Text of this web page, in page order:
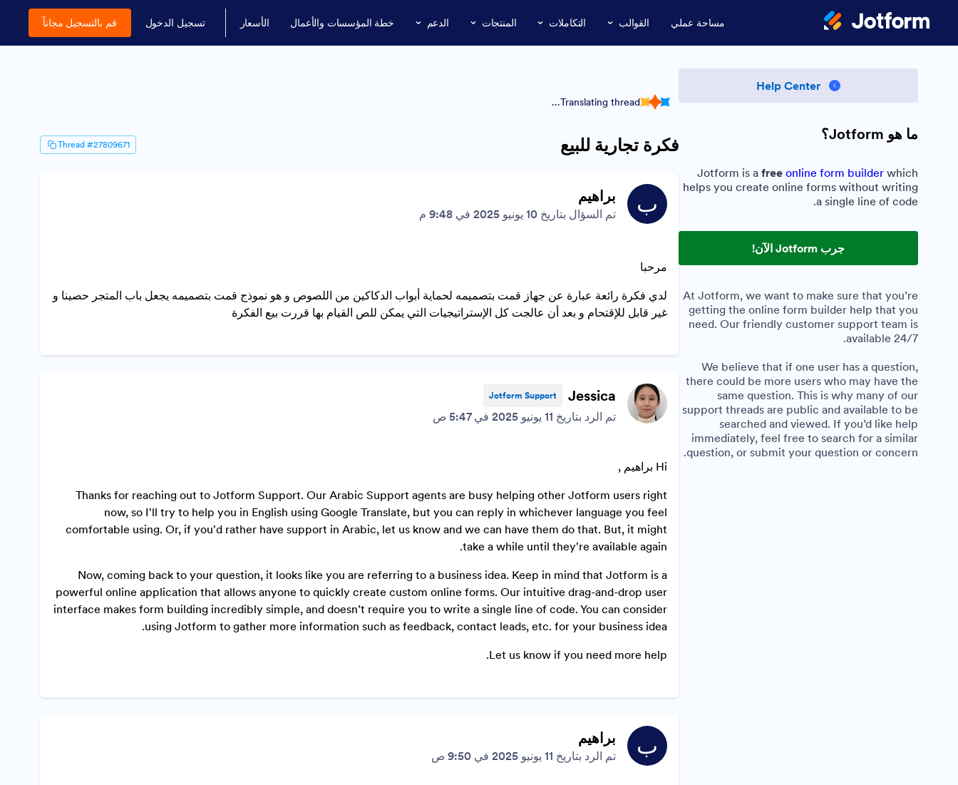
مساحة عملي القوالب التكاملات المنتجات الدعم خطة المؤسسات والأعمال الأسعار تسجيل الدخول قم بالتسجيل مجاناً
Help Center
ما هو Jotform؟
Jotform is a free online form builder which
helps you create online forms without writing
a single line of code.
جرب Jotform الآن!
At Jotform, we want to make sure that you’re
getting the online form builder help that you
need. Our friendly customer support team is
available 24/7.
We believe that if one user has a question,
there could be more users who may have the
same question. This is why many of our
support threads are public and available to be
searched and viewed. If you’d like help
immediately, feel free to search for a similar
question, or submit your question or concern.
Translating thread...
فكرة تجارية للبيع Thread #27809671
ب براهيم
تم السؤال بتاريخ 10 يونيو 2025 في 9:48 م
مرحبا
لدي فكرة رائعة عبارة عن جهاز قمت بتصميمه لحماية أبواب الدكاكين من اللصوص و هو نموذج قمت بتصميمه يجعل باب المتجر حصينا و
غير قابل للإقتحام و بعد أن عالجت كل الإستراتيجيات التي يمكن للص القيام بها قررت بيع الفكرة
Jessica
Jotform Support
تم الرد بتاريخ 11 يونيو 2025 في 5:47 ص
Hi براهيم ,
Thanks for reaching out to Jotform Support. Our Arabic Support agents are busy helping other Jotform users right
now, so I'll try to help you in English using Google Translate, but you can reply in whichever language you feel
comfortable using. Or, if you'd rather have support in Arabic, let us know and we can have them do that. But, it might
take a while until they're available again.
Now, coming back to your question, it looks like you are referring to a business idea. Keep in mind that Jotform is a
powerful online application that allows anyone to quickly create custom online forms. Our intuitive drag-and-drop user
interface makes form building incredibly simple, and doesn’t require you to write a single line of code. You can consider
using Jotform to gather more information such as feedback, contact leads, etc. for your business idea.
Let us know if you need more help.
ب براهيم
تم الرد بتاريخ 11 يونيو 2025 في 9:50 ص